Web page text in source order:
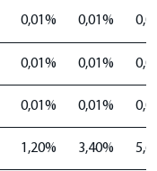
0,01% 0,01%
0,01% 0,01%
0,01% 0,01%
1,20% 3,40%